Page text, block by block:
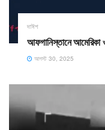
দাঈশ
আফগানিস্তানে আমেরিকা
আগস্ট 30, 2025